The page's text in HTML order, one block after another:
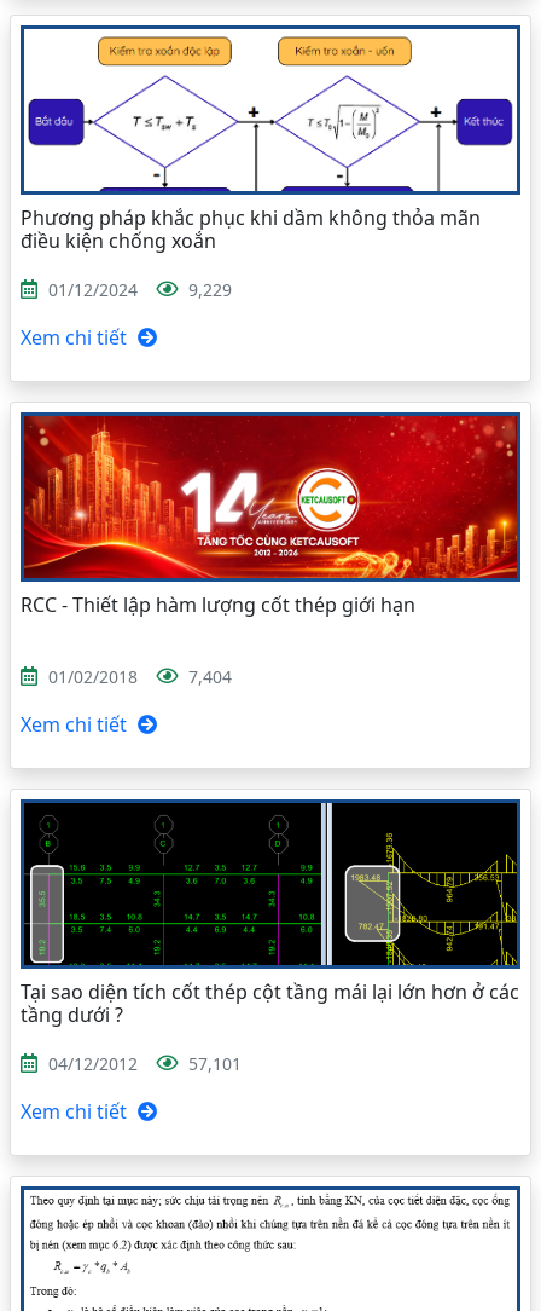
Phương pháp khắc phục khi dầm không thỏa mãn
điều kiện chống xoắn
01/12/2024 9,229
Xem chi tiết
RCC - Thiết lập hàm lượng cốt thép giới hạn
01/02/2018 7,404
Xem chi tiết
Tại sao diện tích cốt thép cột tầng mái lại lớn hơn ở các
tầng dưới ?
04/12/2012 57,101
Xem chi tiết